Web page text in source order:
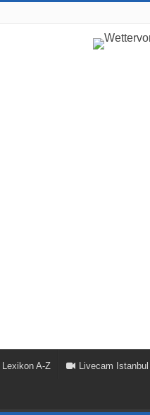
Lexikon A-Z Livecam Istanbul